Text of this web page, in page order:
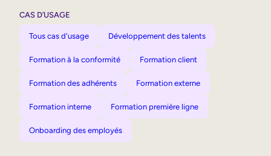
CAS D’USAGE
Tous cas d'usage Développement des talents
Formation à la conformité Formation client
Formation des adhérents Formation externe
Formation interne Formation première ligne
Onboarding des employés